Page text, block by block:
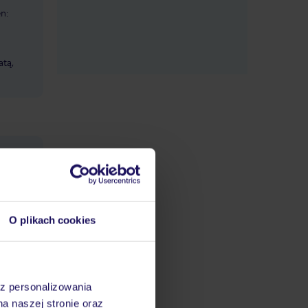
O plikach cookies
personalizowania
naszej stronie oraz